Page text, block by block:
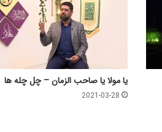
یا مولا یا صاحب الزمان – چل چله ها
2021-03-28